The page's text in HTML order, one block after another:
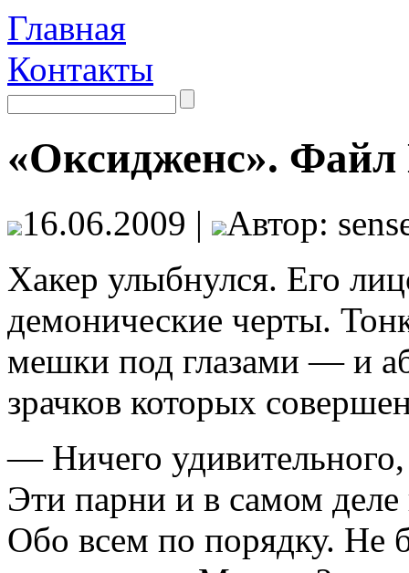
Главная
Контакты
«Оксидженс».
16.06.2009 |
Автор:
Хакер улыбнулся. Его
демонические черты.
мешки под глазами — и
зрачков которых
— Ничего
Эти парни и в самом
Обо всем по порядку. Не